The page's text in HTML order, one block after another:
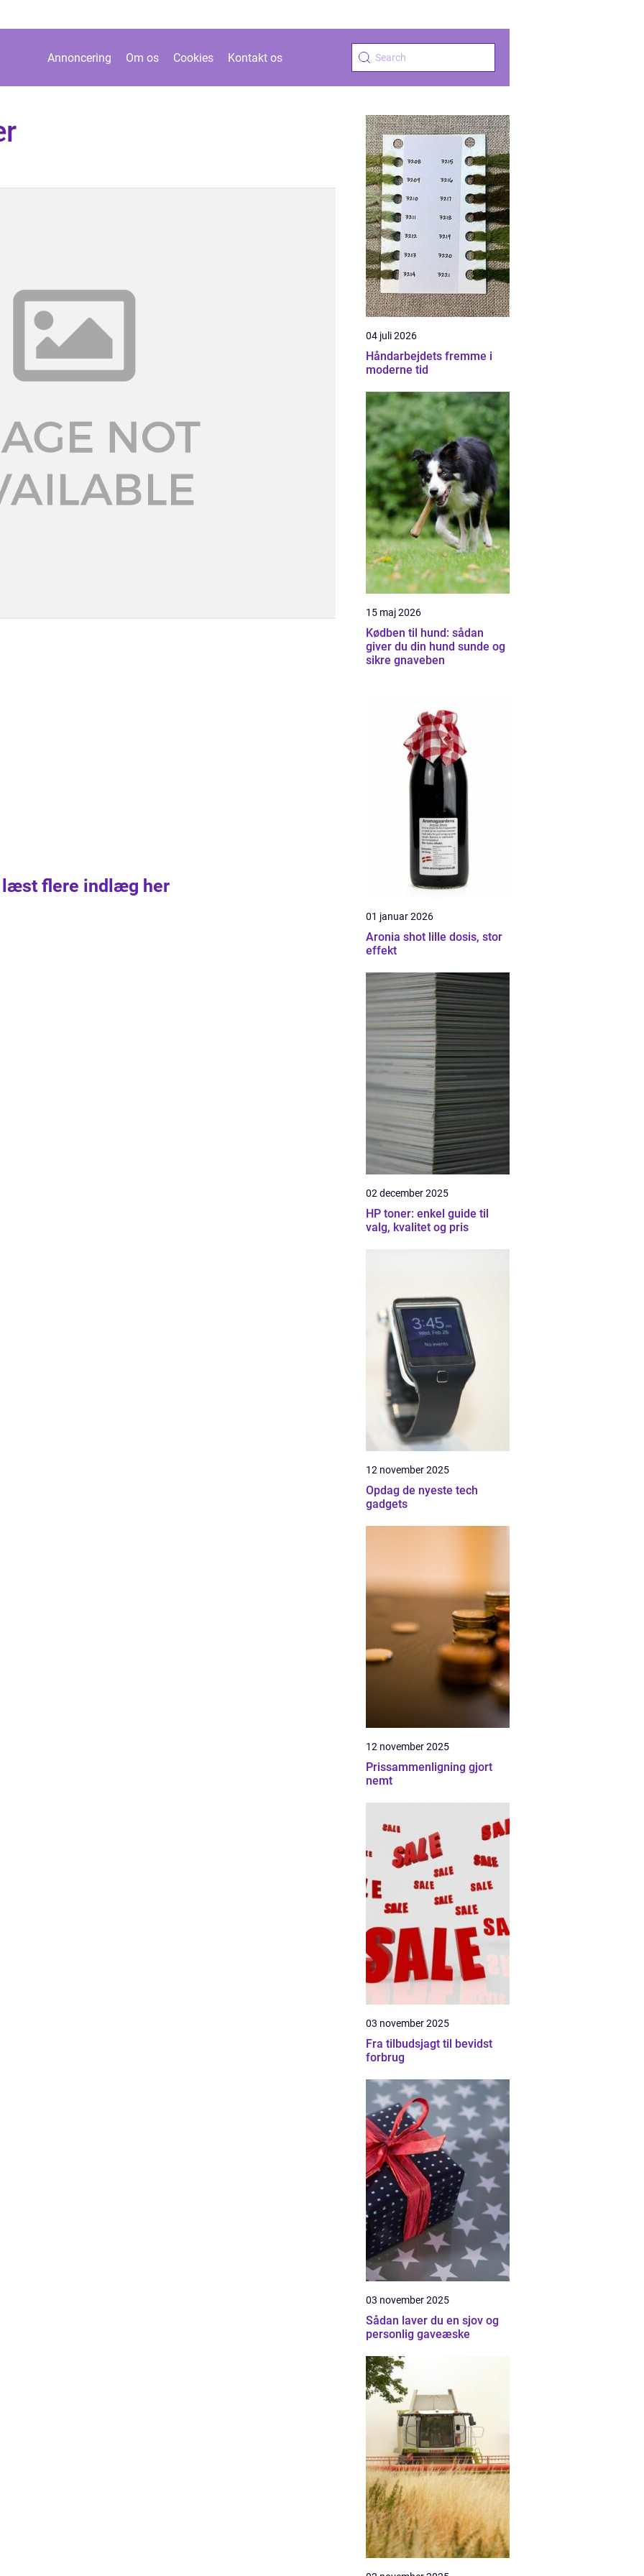
Annoncering Om os Cookies Kontakt os
læst flere indlæg her
04 juli 2026
Håndarbejdets fremme i
moderne tid
15 maj 2026
Kødben til hund: sådan
giver du din hund sunde og
sikre gnaveben
01 januar 2026
Aronia shot lille dosis, stor
effekt
02 december 2025
HP toner: enkel guide til
valg, kvalitet og pris
12 november 2025
Opdag de nyeste tech
gadgets
12 november 2025
Prissammenligning gjort
nemt
03 november 2025
Fra tilbudsjagt til bevidst
forbrug
03 november 2025
Sådan laver du en sjov og
personlig gaveæske